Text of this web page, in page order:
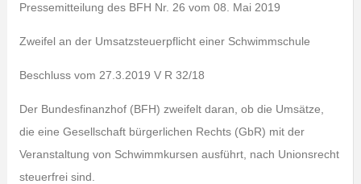
Pressemitteilung des BFH Nr. 26 vom 08. Mai 2019
Zweifel an der Umsatzsteuerpflicht einer Schwimmschule
Beschluss vom 27.3.2019 V R 32/18
Der Bundesfinanzhof (BFH) zweifelt daran, ob die Umsätze,
die eine Gesellschaft bürgerlichen Rechts (GbR) mit der
Veranstaltung von Schwimmkursen ausführt, nach Unionsrecht
steuerfrei sind.